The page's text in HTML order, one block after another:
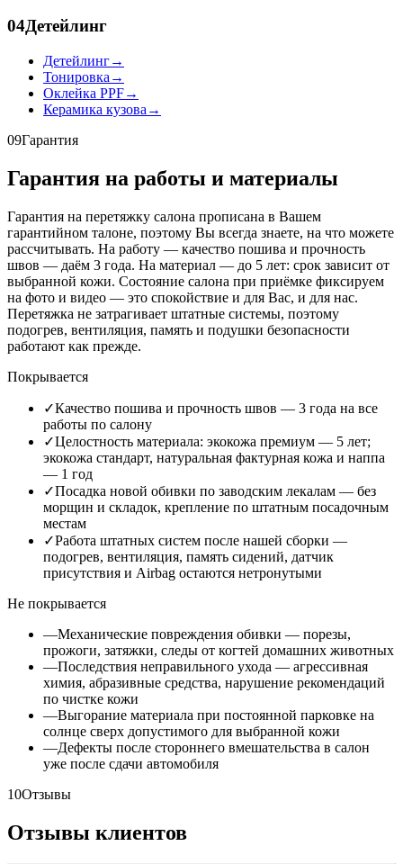
04Детейлинг
Детейлинг→
Тонировка →
Оклейка PPF→
Керамика кузова →
09Гарантия
Гарантия на работы и материалы
Гарантия на перетяжку салона прописана в Вашем
гарантийном талоне, поэтому Вы всегда знаете, на что можете
рассчитывать. На работу — качество пошива и прочность
швов — даём 3 года. На материал — до 5 лет: срок зависит от
выбранной кожи. Состояние салона при приёмке фиксируем
на фото и видео — это спокойствие и для Вас, и для нас.
Перетяжка не затрагивает штатные системы, поэтому
подогрев, вентиляция, память и подушки безопасности
работают как прежде.
Покрывается
✓Качество пошива и прочность швов — 3 года на все
работы по салону
✓Целостность материала: экокожа премиум — 5 лет;
экокожа стандарт, натуральная фактурная кожа и наппа
— 1 год
✓Посадка новой обивки по заводским лекалам — без
морщин и складок, крепление по штатным посадочным
местам
✓Работа штатных систем после нашей сборки —
подогрев, вентиляция, память сидений, датчик
присутствия и Airbag остаются нетронутыми
Не покрывается
—Механические повреждения обивки — порезы,
прожоги, затяжки, следы от когтей домашних животных
—Последствия неправильного ухода — агрессивная
химия, абразивные средства, нарушение рекомендаций
по чистке кожи
—Выгорание материала при постоянной парковке на
солнце сверх допустимого для выбранной кожи
—Дефекты после стороннего вмешательства в салон
уже после сдачи автомобиля
10Отзывы
Отзывы клиентов